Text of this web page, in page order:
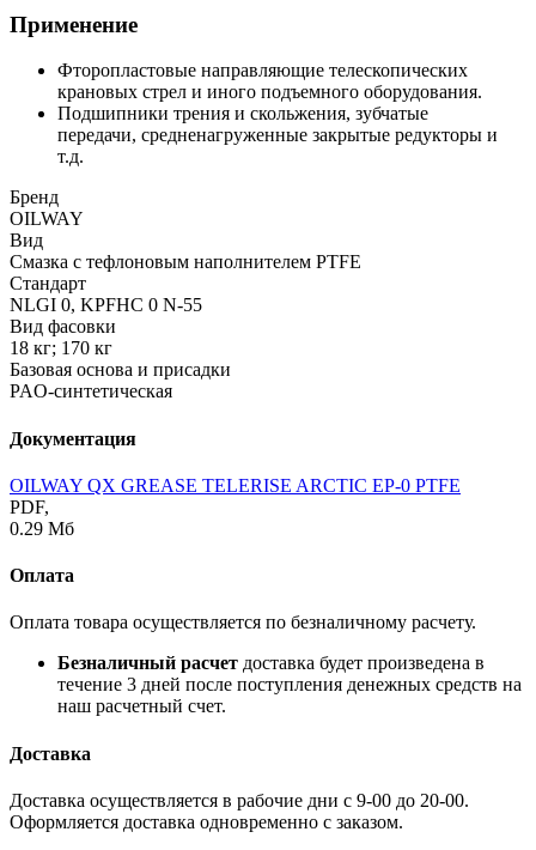
Применение
Фторопластовые направляющие телескопических
крановых стрел и иного подъемного оборудования.
Подшипники трения и скольжения, зубчатые
передачи, средненагруженные закрытые редукторы и
т.д.
Бренд
OILWAY
Вид
Cмазка с тефлоновым наполнителем PTFE
Стандарт
NLGI 0, KPFHC 0 N-55
Вид фасовки
18 кг; 170 кг
Базовая основа и присадки
PAO-синтетическая
Документация
OILWAY QX GREASE TELERISE ARCTIC EP-0 PTFE
PDF,
0.29 Мб
Оплата
Оплата товара осуществляется по безналичному расчету.
Безналичный расчет доставка будет произведена в
течение 3 дней после поступления денежных средств на
наш расчетный счет.
Доставка
Доставка осуществляется в рабочие дни с 9-00 до 20-00.
Оформляется доставка одновременно с заказом.